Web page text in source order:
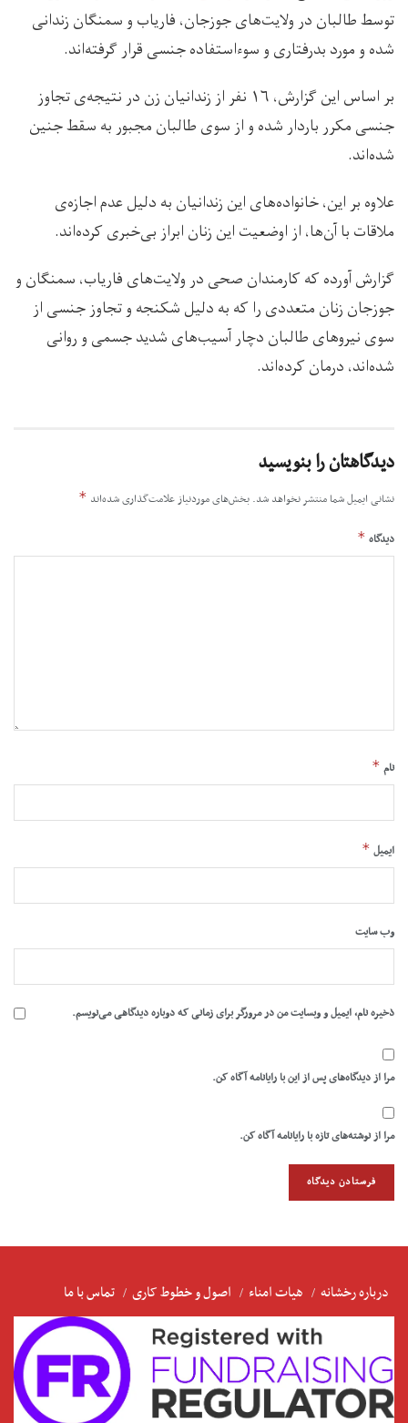
توسط طالبان در ولایت‌های جوزجان، فاریاب و سمنگان زندانی
شده و مورد بدرفتاری و سوءاستفاده جنسی قرار گرفته‌اند.
بر اساس این گزارش، ۱۶ نفر از زندانیان زن در نتیجه‌ی تجاوز
جنسی مکرر باردار شده و از سوی طالبان مجبور به سقط جنین
شده‌اند.
علاوه بر این، خانواده‌های این زندانیان به دلیل عدم اجازه‌ی
ملاقات با آن‌ها، از اوضعیت این زنان ابراز بی‌خبری کرده‌اند.
گزارش آورده که کارمندان صحی در ولایت‌های فاریاب، سمنگان و
جوزجان زنان متعددی را که به دلیل شکنجه و تجاوز جنسی از
سوی نیروهای طالبان دچار آسیب‌های شدید جسمی و روانی
شده‌اند، درمان کرده‌اند.
دیدگاهتان را بنویسید
نشانی ایمیل شما منتشر نخواهد شد. بخش‌های موردنیاز علامت‌گذاری شده‌اند *
دیدگاه *
نام *
ایمیل *
وب‌ سایت
ذخیره نام، ایمیل و وبسایت من در مرورگر برای زمانی که دوباره دیدگاهی می‌نویسم.
مرا از دیدگاه‌های پس از این با رایانامه آگاه کن.
مرا از نوشته‌های تازه با رایانامه آگاه کن.
درباره رخشانه هیات امناء اصول و خطوط کاری تماس با ما